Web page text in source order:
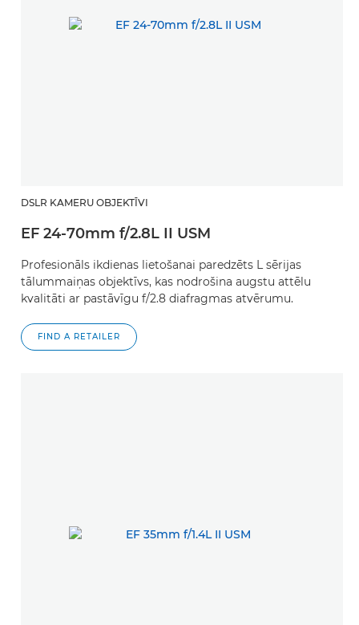
DSLR KAMERU OBJEKTĪVI
EF 24-70mm f/2.8L II USM
Profesionāls ikdienas lietošanai paredzēts L sērijas
tālummaiņas objektīvs, kas nodrošina augstu attēlu
kvalitāti ar pastāvīgu f/2.8 diafragmas atvērumu.
FIND A RETAILER